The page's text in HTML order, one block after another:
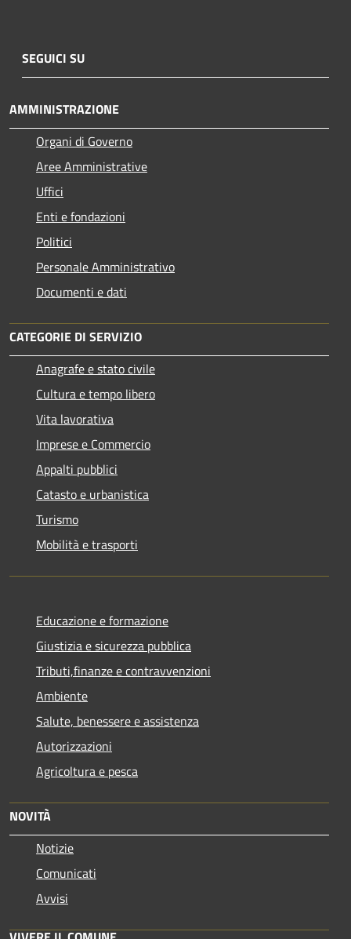
SEGUICI SU
AMMINISTRAZIONE
Organi di Governo
Aree Amministrative
Uffici
Enti e fondazioni
Politici
Personale Amministrativo
Documenti e dati
CATEGORIE DI SERVIZIO
Anagrafe e stato civile
Cultura e tempo libero
Vita lavorativa
Imprese e Commercio
Appalti pubblici
Catasto e urbanistica
Turismo
Mobilità e trasporti
Educazione e formazione
Giustizia e sicurezza pubblica
Tributi,finanze e contravvenzioni
Ambiente
Salute, benessere e assistenza
Autorizzazioni
Agricoltura e pesca
NOVITÀ
Notizie
Comunicati
Avvisi